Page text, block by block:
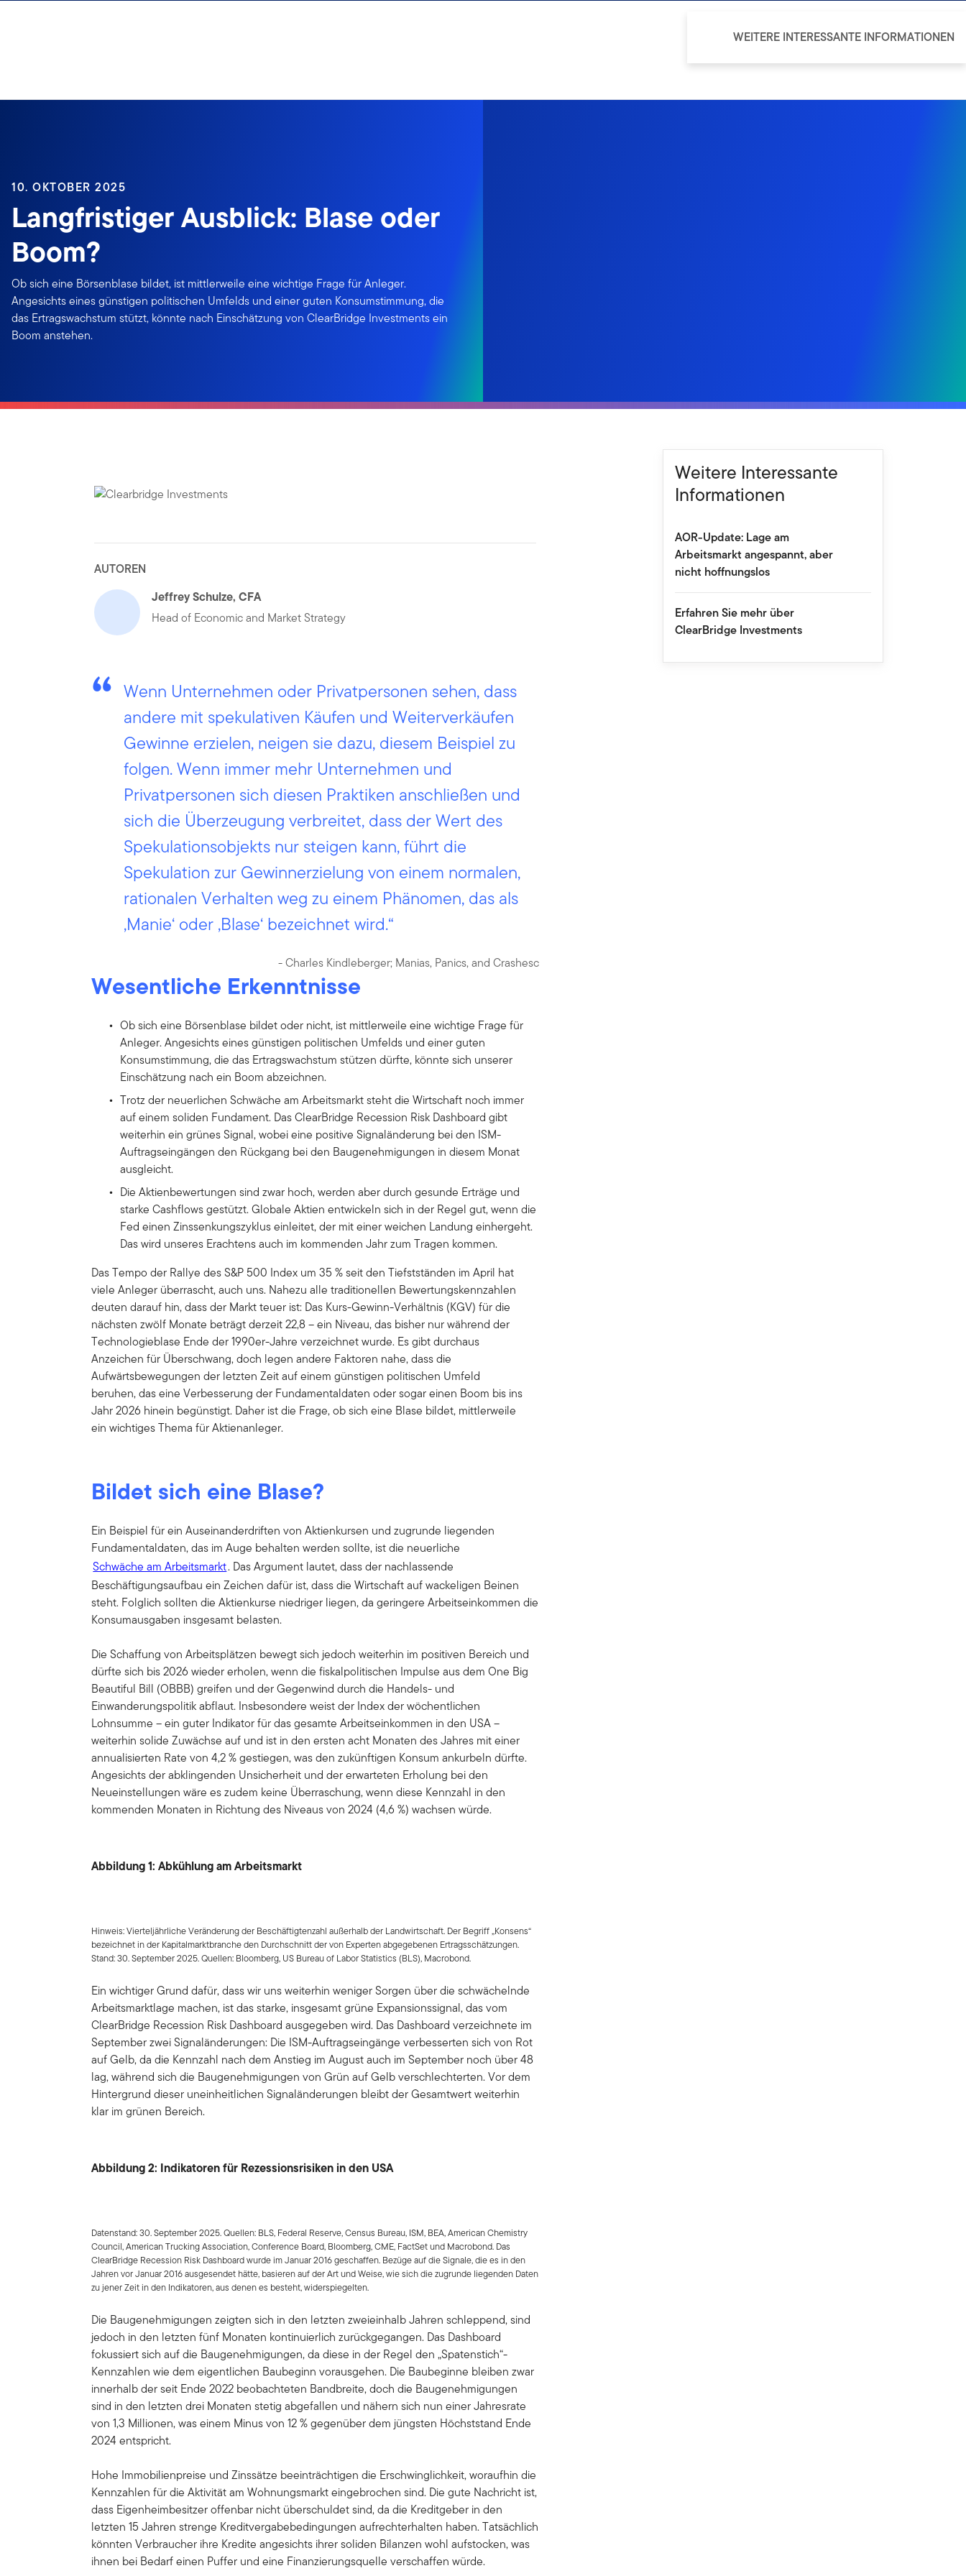
10. OKTOBER 2025
Langfristiger Ausblick: Blase oder
Boom?
Ob sich eine Börsenblase bildet, ist mittlerweile eine wichtige Frage für Anleger.
Angesichts eines günstigen politischen Umfelds und einer guten Konsumstimmung, die
das Ertragswachstum stützt, könnte nach Einschätzung von ClearBridge Investments ein
Boom anstehen.
AUTOREN
Jeffrey Schulze, CFA
Head of Economic and Market Strategy
Wenn Unternehmen oder Privatpersonen sehen, dass
andere mit spekulativen Käufen und Weiterverkäufen
Gewinne erzielen, neigen sie dazu, diesem Beispiel zu
folgen. Wenn immer mehr Unternehmen und
Privatpersonen sich diesen Praktiken anschließen und
sich die Überzeugung verbreitet, dass der Wert des
Spekulationsobjekts nur steigen kann, führt die
Spekulation zur Gewinnerzielung von einem normalen,
rationalen Verhalten weg zu einem Phänomen, das als
‚Manie‘ oder ‚Blase‘ bezeichnet wird.“
- Charles Kindleberger; Manias, Panics, and Crashesc
Wesentliche Erkenntnisse
Ob sich eine Börsenblase bildet oder nicht, ist mittlerweile eine wichtige Frage für
Anleger. Angesichts eines günstigen politischen Umfelds und einer guten
Konsumstimmung, die das Ertragswachstum stützen dürfte, könnte sich unserer
Einschätzung nach ein Boom abzeichnen.
Trotz der neuerlichen Schwäche am Arbeitsmarkt steht die Wirtschaft noch immer
auf einem soliden Fundament. Das ClearBridge Recession Risk Dashboard gibt
weiterhin ein grünes Signal, wobei eine positive Signaländerung bei den ISM-
Auftragseingängen den Rückgang bei den Baugenehmigungen in diesem Monat
ausgleicht.
Die Aktienbewertungen sind zwar hoch, werden aber durch gesunde Erträge und
starke Cashflows gestützt. Globale Aktien entwickeln sich in der Regel gut, wenn die
Fed einen Zinssenkungszyklus einleitet, der mit einer weichen Landung einhergeht.
Das wird unseres Erachtens auch im kommenden Jahr zum Tragen kommen.
Das Tempo der Rallye des S&P 500 Index um 35 % seit den Tiefstständen im April hat
viele Anleger überrascht, auch uns. Nahezu alle traditionellen Bewertungskennzahlen
deuten darauf hin, dass der Markt teuer ist: Das Kurs-Gewinn-Verhältnis (KGV) für die
nächsten zwölf Monate beträgt derzeit 22,8 – ein Niveau, das bisher nur während der
Technologieblase Ende der 1990er-Jahre verzeichnet wurde. Es gibt durchaus
Anzeichen für Überschwang, doch legen andere Faktoren nahe, dass die
Aufwärtsbewegungen der letzten Zeit auf einem günstigen politischen Umfeld
beruhen, das eine Verbesserung der Fundamentaldaten oder sogar einen Boom bis ins
Jahr 2026 hinein begünstigt. Daher ist die Frage, ob sich eine Blase bildet, mittlerweile
ein wichtiges Thema für Aktienanleger.
Bildet sich eine Blase?
Ein Beispiel für ein Auseinanderdriften von Aktienkursen und zugrunde liegenden
Fundamentaldaten, das im Auge behalten werden sollte, ist die neuerliche
Schwäche am Arbeitsmarkt. Das Argument lautet, dass der nachlassende
Beschäftigungsaufbau ein Zeichen dafür ist, dass die Wirtschaft auf wackeligen Beinen
steht. Folglich sollten die Aktienkurse niedriger liegen, da geringere Arbeitseinkommen die
Konsumausgaben insgesamt belasten.
Die Schaffung von Arbeitsplätzen bewegt sich jedoch weiterhin im positiven Bereich und
dürfte sich bis 2026 wieder erholen, wenn die fiskalpolitischen Impulse aus dem One Big
Beautiful Bill (OBBB) greifen und der Gegenwind durch die Handels- und
Einwanderungspolitik abflaut. Insbesondere weist der Index der wöchentlichen
Lohnsumme – ein guter Indikator für das gesamte Arbeitseinkommen in den USA –
weiterhin solide Zuwächse auf und ist in den ersten acht Monaten des Jahres mit einer
annualisierten Rate von 4,2 % gestiegen, was den zukünftigen Konsum ankurbeln dürfte.
Angesichts der abklingenden Unsicherheit und der erwarteten Erholung bei den
Neueinstellungen wäre es zudem keine Überraschung, wenn diese Kennzahl in den
kommenden Monaten in Richtung des Niveaus von 2024 (4,6 %) wachsen würde.
Abbildung 1: Abkühlung am Arbeitsmarkt
Hinweis: Vierteljährliche Veränderung der Beschäftigtenzahl außerhalb der Landwirtschaft. Der Begriff „Konsens“
bezeichnet in der Kapitalmarktbranche den Durchschnitt der von Experten abgegebenen Ertragsschätzungen.
Stand: 30. September 2025. Quellen: Bloomberg, US Bureau of Labor Statistics (BLS), Macrobond.
Ein wichtiger Grund dafür, dass wir uns weiterhin weniger Sorgen über die schwächelnde
Arbeitsmarktlage machen, ist das starke, insgesamt grüne Expansionssignal, das vom
ClearBridge Recession Risk Dashboard ausgegeben wird. Das Dashboard verzeichnete im
September zwei Signaländerungen: Die ISM-Auftragseingänge verbesserten sich von Rot
auf Gelb, da die Kennzahl nach dem Anstieg im August auch im September noch über 48
lag, während sich die Baugenehmigungen von Grün auf Gelb verschlechterten. Vor dem
Hintergrund dieser uneinheitlichen Signaländerungen bleibt der Gesamtwert weiterhin
klar im grünen Bereich.
Abbildung 2: Indikatoren für Rezessionsrisiken in den USA
Datenstand: 30. September 2025. Quellen: BLS, Federal Reserve, Census Bureau, ISM, BEA, American Chemistry
Council, American Trucking Association, Conference Board, Bloomberg, CME, FactSet und Macrobond. Das
ClearBridge Recession Risk Dashboard wurde im Januar 2016 geschaffen. Bezüge auf die Signale, die es in den
Jahren vor Januar 2016 ausgesendet hätte, basieren auf der Art und Weise, wie sich die zugrunde liegenden Daten
zu jener Zeit in den Indikatoren, aus denen es besteht, widerspiegelten.
Die Baugenehmigungen zeigten sich in den letzten zweieinhalb Jahren schleppend, sind
jedoch in den letzten fünf Monaten kontinuierlich zurückgegangen. Das Dashboard
fokussiert sich auf die Baugenehmigungen, da diese in der Regel den „Spatenstich“-
Kennzahlen wie dem eigentlichen Baubeginn vorausgehen. Die Baubeginne bleiben zwar
innerhalb der seit Ende 2022 beobachteten Bandbreite, doch die Baugenehmigungen
sind in den letzten drei Monaten stetig abgefallen und nähern sich nun einer Jahresrate
von 1,3 Millionen, was einem Minus von 12 % gegenüber dem jüngsten Höchststand Ende
2024 entspricht.
Hohe Immobilienpreise und Zinssätze beeinträchtigen die Erschwinglichkeit, woraufhin die
Kennzahlen für die Aktivität am Wohnungsmarkt eingebrochen sind. Die gute Nachricht ist,
dass Eigenheimbesitzer offenbar nicht überschuldet sind, da die Kreditgeber in den
letzten 15 Jahren strenge Kreditvergabebedingungen aufrechterhalten haben. Tatsächlich
könnten Verbraucher ihre Kredite angesichts ihrer soliden Bilanzen wohl aufstocken, was
ihnen bei Bedarf einen Puffer und eine Finanzierungsquelle verschaffen würde.
Weitere Interessante
Informationen
AOR-Update: Lage am
Arbeitsmarkt angespannt, aber
nicht hoffnungslos
Erfahren Sie mehr über
ClearBridge Investments
WEITERE INTERESSANTE INFORMATIONEN